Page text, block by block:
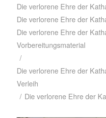
Die verlorene Ehre der
Die verlorene Ehre der
Die verlorene Ehre der
Vorbereitungsmaterial
/
Die verlorene Ehre der
Verleih
/ Die verlorene Ehre der